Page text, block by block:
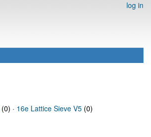
log in
(0) · 16e Lattice Sieve V5 (0)